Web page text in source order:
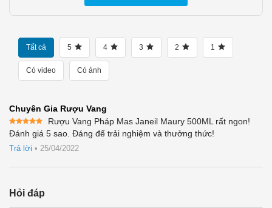
Tất cả 5 4 3 2 1
Có video Có ảnh
Chuyên Gia Rượu Vang
Được xếp
hạng5 5
sao
Rượu Vang Pháp Mas Janeil Maury 500ML rất ngon!
Đánh giá 5 sao. Đáng để trải nghiệm và thưởng thức!
Trả lời • 25/04/2022
Hỏi đáp